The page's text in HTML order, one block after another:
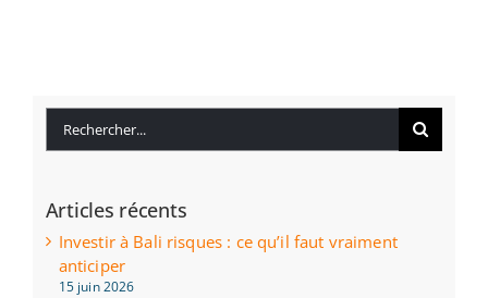
Rechercher:
Articles récents
Investir à Bali risques : ce qu’il faut vraiment
anticiper
15 juin 2026